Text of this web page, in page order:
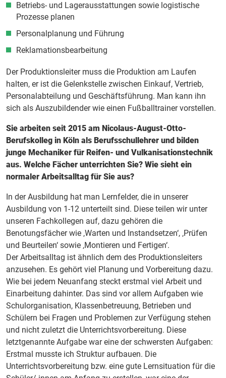
Betriebs- und Lagerausstattungen sowie logistische
Prozesse planen
Personalplanung und Führung
Reklamationsbearbeitung
Der Produktionsleiter muss die Produktion am Laufen
halten, er ist die Gelenkstelle zwischen Einkauf, Vertrieb,
Personalabteilung und Geschäftsführung. Man kann ihn
sich als Auszubildender wie einen Fußballtrainer vorstellen.
Sie arbeiten seit 2015 am Nicolaus-August-Otto-
Berufskolleg in Köln als Berufsschullehrer und bilden
junge Mechaniker für Reifen- und Vulkanisationstechnik
aus. Welche Fächer unterrichten Sie? Wie sieht ein
normaler Arbeitsalltag für Sie aus?
In der Ausbildung hat man Lernfelder, die in unserer
Ausbildung von 1-12 unterteilt sind. Diese teilen wir unter
unseren Fachkollegen auf, dazu gehören die
Benotungsfächer wie ‚Warten und Instandsetzen‘, ‚Prüfen
und Beurteilen‘ sowie ‚Montieren und Fertigen‘.
Der Arbeitsalltag ist ähnlich dem des Produktionsleiters
anzusehen. Es gehört viel Planung und Vorbereitung dazu.
Wie bei jedem Neuanfang steckt erstmal viel Arbeit und
Einarbeitung dahinter. Das sind vor allem Aufgaben wie
Schulorganisation, Klassenbetreuung, Betrieben und
Schülern bei Fragen und Problemen zur Verfügung stehen
und nicht zuletzt die Unterrichtsvorbereitung. Diese
letztgenannte Aufgabe war eine der schwersten Aufgaben:
Erstmal musste ich Struktur aufbauen. Die
Unterrichtsvorbereitung bzw. eine gute Lernsituation für die